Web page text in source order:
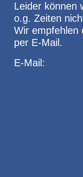
Leider können
o.g. Zeiten
Wir empfehlen
per E-Mail.
E-Mail: